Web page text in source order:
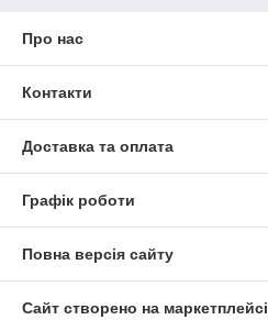
Про нас
Контакти
Доставка та оплата
Графік роботи
Повна версія сайту
Сайт створено на маркетплейсі